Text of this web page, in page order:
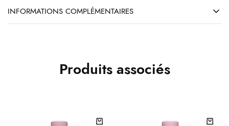
INFORMATIONS COMPLÉMENTAIRES
Produits associés